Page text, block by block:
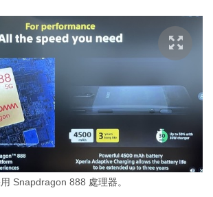
Snapdragon 888 處理器。